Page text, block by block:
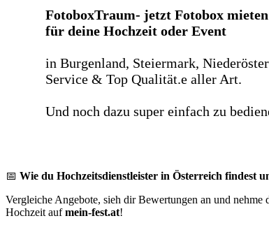
FotoboxTraum- jetzt Fotobox mieten
für deine Hochzeit oder Event
in Burgenland, Steiermark,
Service & Top Qualität.e aller Art.
Und noch dazu super einfach zu
📅 Wie du Hochzeitsdienstleister in Österreich findest
Vergleiche Angebote, sieh dir Bewertungen an und
Hochzeit aufmein-fest.at!